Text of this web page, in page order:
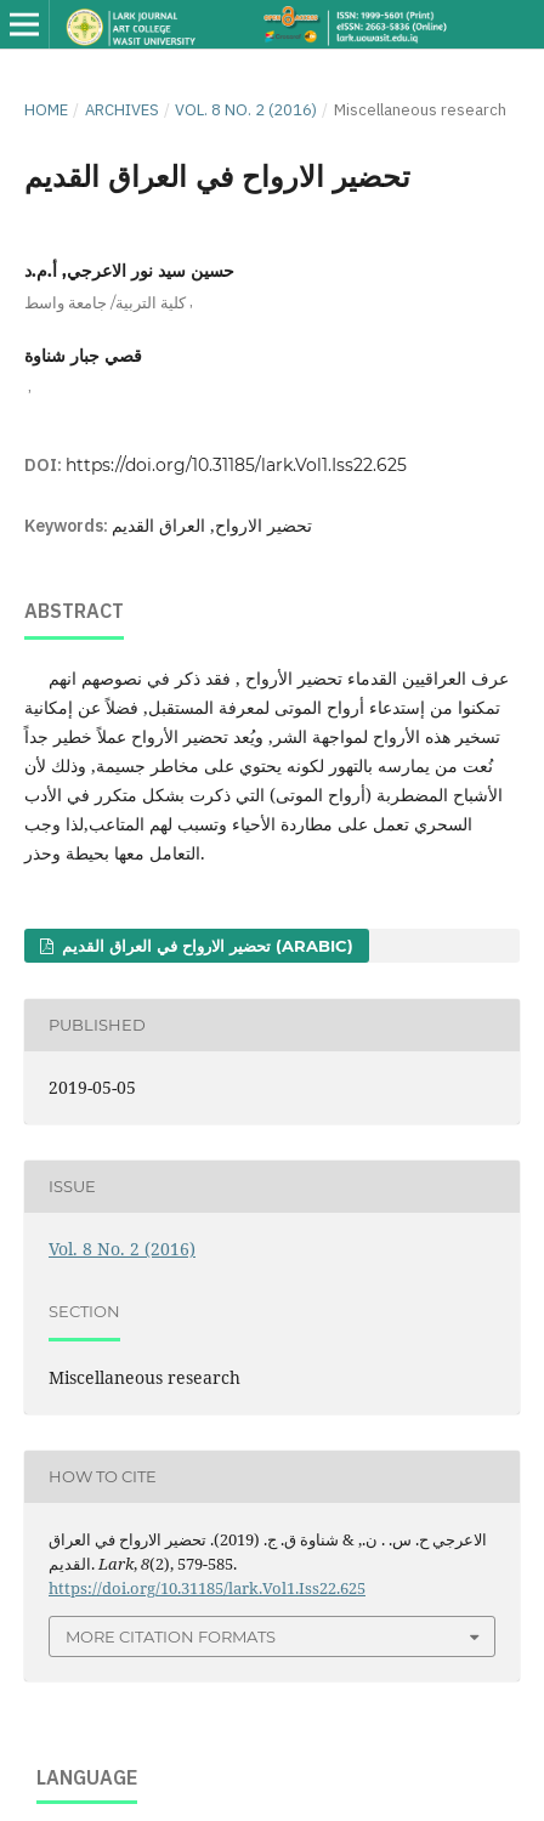
HOME / ARCHIVES / VOL. 8 NO. 2 (2016) / Miscellaneous research
تحضير الارواح في العراق القديم
حسين سيد نور الاعرجي, أ.م.د
كلية التربية/ جامعة واسط,
قصي جبار شناوة
DOI: https://doi.org/10.31185/lark.Vol1.Iss22.625
Keywords: تحضير الارواح, العراق القديم
ABSTRACT
عرف العراقيين القدماء تحضير الأرواح , فقد ذكر في نصوصهم انهم
تمكنوا من إستدعاء أرواح الموتى لمعرفة المستقبل, فضلاً عن إمكانية
تسخير هذه الأرواح لمواجهة الشر, ويُعد تحضير الأرواح عملاً خطير جداً
نُعت من يمارسه بالتهور لكونه يحتوي على مخاطر جسيمة, وذلك لأن
الأشباح المضطربة (أرواح الموتى) التي ذكرت بشكل متكرر في الأدب
السحري تعمل على مطاردة الأحياء وتسبب لهم المتاعب,لذا وجب
التعامل معها بحيطة وحذر.
تحضير الارواح في العراق القديم (ARABIC)
PUBLISHED
2019-05-05
ISSUE
Vol. 8 No. 2 (2016)
SECTION
Miscellaneous research
HOW TO CITE
الاعرجي ح. س. . ن., & شناوة ق. ج. (2019). تحضير الارواح في العراق
القديم.Lark,8(2), 579-585.
https://doi.org/10.31185/lark.Vol1.Iss22.625
MORE CITATION FORMATS
LANGUAGE